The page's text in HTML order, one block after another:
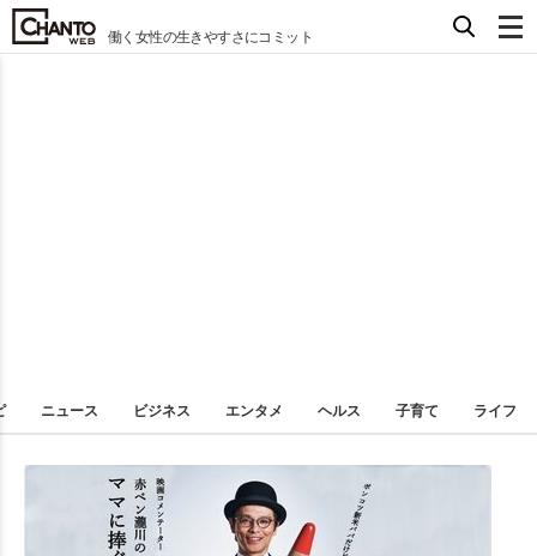
働く女性の生きやすさにコミット
ニュース ビジネス エンタメ ヘルス 子育て ライフ